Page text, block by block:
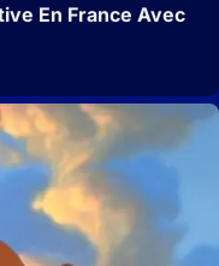
En France Avec